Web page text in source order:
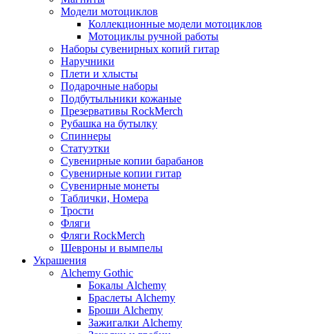
Модели мотоциклов
Коллекционные модели мотоциклов
Мотоциклы ручной работы
Наборы сувенирных копий гитар
Наручники
Плети и хлысты
Подарочные наборы
Подбутыльники кожаные
Презервативы RockMerch
Рубашка на бутылку
Спиннеры
Статуэтки
Сувенирные копии барабанов
Сувенирные копии гитар
Сувенирные монеты
Таблички, Номера
Трости
Фляги
Фляги RockMerch
Шевроны и вымпелы
Украшения
Alchemy Gothic
Бокалы Alchemy
Браслеты Alchemy
Броши Alchemy
Зажигалки Alchemy